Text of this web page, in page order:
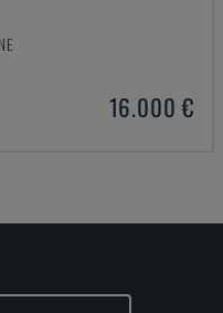
16.000 €